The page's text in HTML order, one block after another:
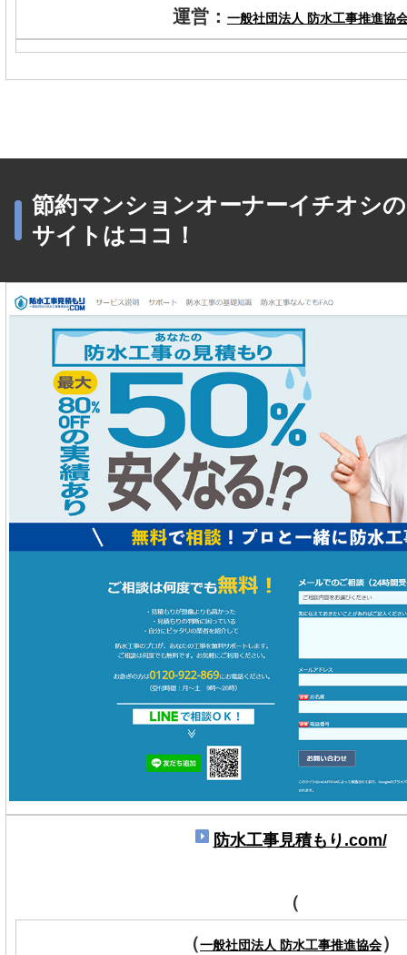
運営： 一般社団法人 防水工事推進協
節約マンションオーナーイチオシ
サイトはココ！
防水工事見積もり.com/
（
（一般社団法人 防水工事推進協会）